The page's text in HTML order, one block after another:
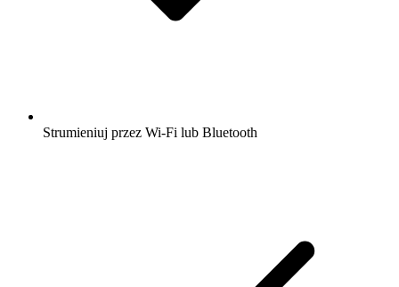
Strumieniuj przez Wi-Fi lub Bluetooth